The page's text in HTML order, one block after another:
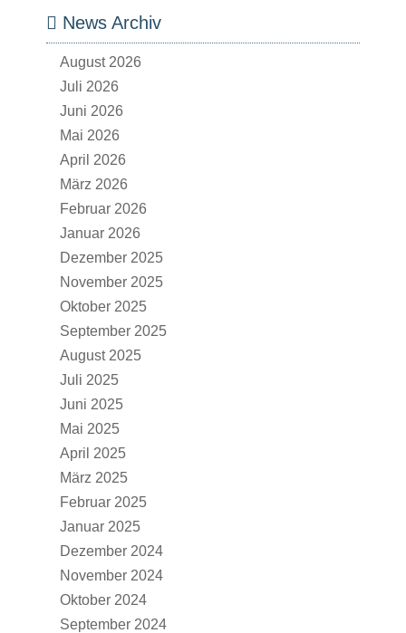
News Archiv
August 2026
Juli 2026
Juni 2026
Mai 2026
April 2026
März 2026
Februar 2026
Januar 2026
Dezember 2025
November 2025
Oktober 2025
September 2025
August 2025
Juli 2025
Juni 2025
Mai 2025
April 2025
März 2025
Februar 2025
Januar 2025
Dezember 2024
November 2024
Oktober 2024
September 2024